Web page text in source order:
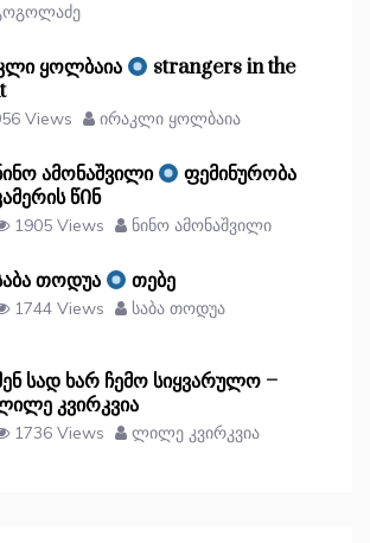
ყოლბაია
strangers in the
Views ირაკლი ყოლბაია
ამონაშვილი
ფემინურობა
წᲘნ
1905 Views ნინო ამონაშვილი
თოდუა თებე
1744 Views საბა თოდუა
სად ხარ ჩემო სიყვარულო –
კვირკვია
1736 Views ლილე კვირკვია